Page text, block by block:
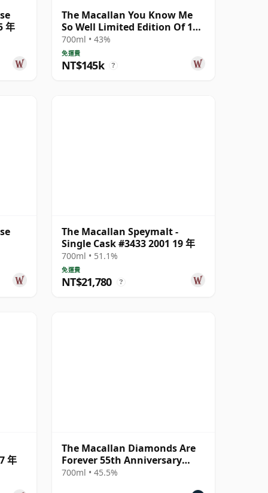
年
The Macallan You Know Me
So Well Limited Edition Of 100
Gicle 25 年
700ml • 43%
免運費
NT$145k ?
The Macallan Speymalt -
Single Cask #3433 2001 19 年
700ml • 51.1%
免運費
NT$21,780 ?
年
The Macallan Diamonds Are
Forever 55th Anniversary
Release
700ml • 45.5%